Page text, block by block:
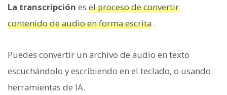
La transcripción es el proceso de convertir
contenido de audio en forma escrita .
Puedes convertir un archivo de audio en texto
escuchándolo y escribiendo en el teclado, o usando
herramientas de IA.